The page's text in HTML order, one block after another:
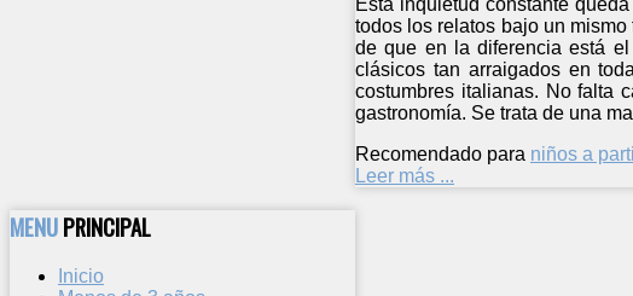
Esta inquietud constante
todos los relatos bajo un
de que en la diferencia está el
clásicos tan arraigados en
costumbres italianas. No falta
gastronomía. Se trata de una
Recomendado para niños a
Leer más ...
MENUPRINCIPAL
Inicio